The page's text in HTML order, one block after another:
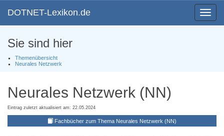
Toggle
DOTNET-Lexikon.de
Sie sind hier
Themenübersicht
Neurales Netzwerk
Neurales Netzwerk (NN)
Eintrag zuletzt aktualisiert am: 22.05.2024
Fachbücher zum Thema Neurales Netzwerk (NN)